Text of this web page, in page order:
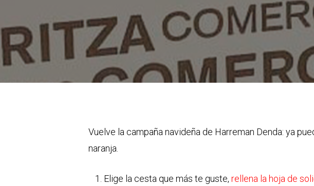
Vuelve la campaña navideña de Harreman Denda: ya
naranja.
Elige la cesta que más te guste, rellena la hoja de